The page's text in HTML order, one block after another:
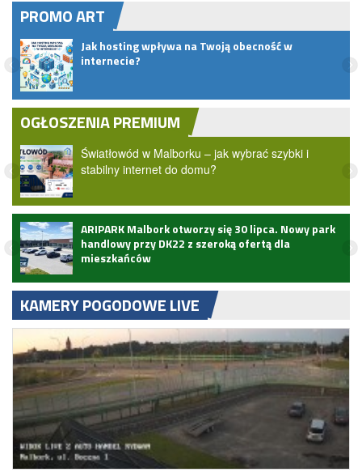
PROMO ART
Jak hosting wpływa na Twoją obecność w
internecie?
OGŁOSZENIA PREMIUM
Światłowód w Malborku – jak wybrać szybki i
stabilny internet do domu?
ARIPARK Malbork otworzy się 30 lipca. Nowy park
handlowy przy DK22 z szeroką ofertą dla
mieszkańców
KAMERY POGODOWE LIVE